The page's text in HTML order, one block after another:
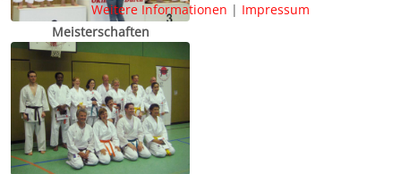
Meisterschaften
Weitere Informationen | Impressum